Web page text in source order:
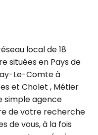
local de 18
situées en Pays de
Le-Comte à
et Cholet , Métier
simple agence
de votre recherche
de vous, à la fois